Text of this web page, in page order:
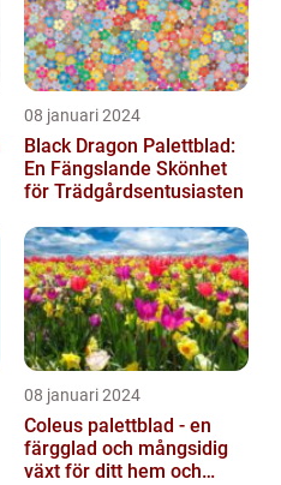
08 januari 2024
Black Dragon Palettblad:
En Fängslande Skönhet
för Trädgårdsentusiasten
08 januari 2024
Coleus palettblad - en
färgglad och mångsidig
växt för ditt hem och